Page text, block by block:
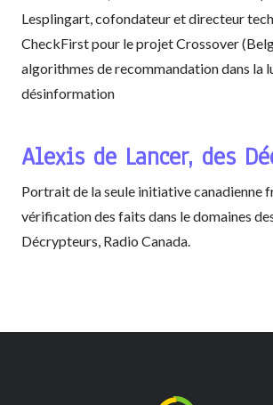
Lesplingart, cofondateur et directeur
CheckFirst pour le projet Crossover
algorithmes de recommandation dans la
désinformation
Alexis de Lancer, des
Portrait de la seule initiative canadienne
vérification des faits dans le domaines
Décrypteurs, Radio Canada.